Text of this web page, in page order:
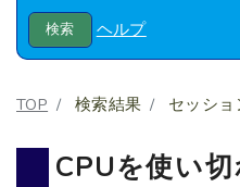
ヘルプ
TOP 検索結果 セッショ
CPUを使い